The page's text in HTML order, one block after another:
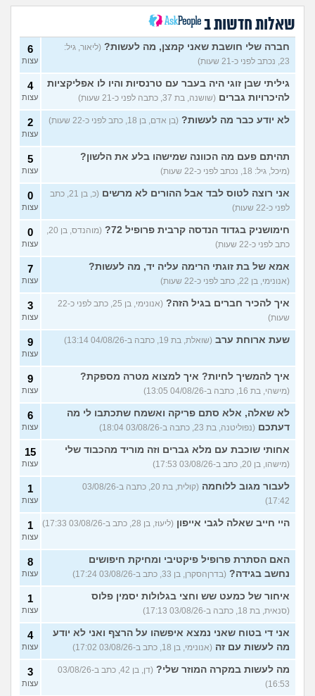
(לחם ושעשועים, בן 36)
כשרבתי עם בת הזוג שלי,
דחפתי אותה מתוך כעס. איך
להתמודד?
(אלכס, שם בדוי, בן
40)
עצות
איך להסביר לה שאני רוצה
להיפרד?
20
עצות
בעיות ביני לבית הזוג, מה
לעשות? (אנונימי, בן 24)
6
עצות
לא משלמת בדייטים
(אלי, בן
29)
9
עצות
יוצאת איתו היום לדייט ראשון
(אנונימית, בת 18)
3
עצות
בטיילת או מועדון?
(רואי, בן
26)
8
עצות
לוקח אותי לדייטים גרועים
האם להמשיך?
(נטע, בת 21)
17
עצות
עוד שאלות חדשות במדור
שאלות חדשות ב
חברה שלי חושבת שאני קמצן, מה לעשות? (ליאור, גיל:
23, נכתב לפני כ-21 שעות)
6
עצות
גיליתי שבן זוגי היה בעבר עם טרנסיות והיו לו אפליקציות
להיכרויות גברים (שושנה, בת 37, כתבה לפני כ-21 שעות)
4
עצות
לא יודע כבר מה לעשות? (בן אדם, בן 18, כתב לפני כ-22 שעות) 2
עצות
תהיתם פעם מה הכוונה שמישהו בלע את הלשון?
(מיכל, גיל: 18, נכתב לפני כ-22 שעות)
5
עצות
אני רוצה לטוס לבד אבל ההורים לא מרשים
(כ, בן 21, כתב
לפני כ-22 שעות)
0
עצות
חימושניק בגדוד הנדסה קרבית פרופיל 72?
(מוהנדס, בן 20,
כתב לפני כ-22 שעות)
0
עצות
אמא של בת זוגתי הרימה עליה יד, מה לעשות?
(אנונימי, בן 22, כתב לפני כ-22 שעות)
7
עצות
איך להכיר חברים בגיל הזה?
(אנונימי, בן 25, כתב לפני כ-22
שעות)
3
עצות
שעת ארוחת ערב (שואלת, בת 19, כתבה ב-04/08/26 13:14) 9
עצות
איך להמשיך לחיות? איך למצוא מטרה מספקת?
(מישהי, בת 16, כתבה ב-04/08/26 13:05)
9
עצות
לא שאלה, אלא סתם פריקה ואשמח שתכתבו לי מה
דעתכם (נפוליטנה, בת 23, כתבה ב-03/08/26 18:04)
6
עצות
אחותי שוכבת עם מלא גברים וזה מוריד מהכבוד שלי
(מישהו, בן 20, כתב ב-03/08/26 17:53)
15
עצות
לעבור מגוב ללוחמה
(קולית, בת 20, כתבה ב-03/08/26
17:42)
1
עצות
היי חייב שאלה לגבי אייפון (ליעוז, בן 28, כתב ב-03/08/26 17:33) 1
עצות
האם הסתרת פרופיל פיקטיבי ומחיקת חיפושים
נחשב בגידה? (בדרןהסקרן, בן 33, כתב ב-03/08/26 17:24)
8
עצות
איחור של כמעט שש וחצי בגלולות יסמין פלוס
(סנאית, בת 18, כתבה ב-03/08/26 17:13)
1
עצות
אני די בטוח שאני נמצא איפשהו על הרצף ואני לא יודע
מה לעשות עם זה (אנונימי, בן 18, כתב ב-03/08/26 17:02)
4
עצות
מה לעשות במקרה המוזר שלי?
(דן, בן 42, כתב ב-03/08/26
16:53)
3
עצות